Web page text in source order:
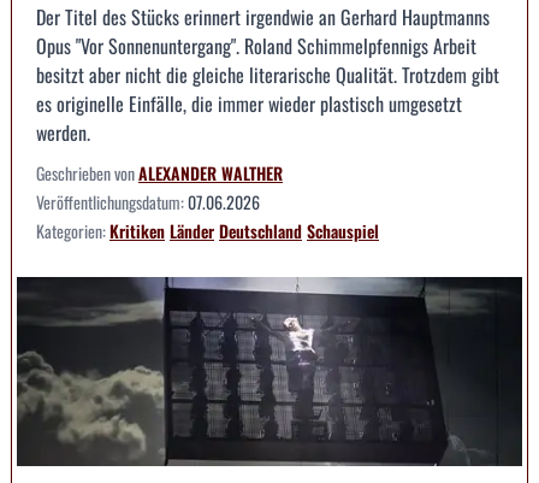
Der Titel des Stücks erinnert irgendwie an Gerhard Hauptmanns
Opus "Vor Sonnenuntergang". Roland Schimmelpfennigs Arbeit
besitzt aber nicht die gleiche literarische Qualität. Trotzdem gibt
es originelle Einfälle, die immer wieder plastisch umgesetzt
werden.
Geschrieben vonALEXANDER WALTHER
Veröffentlichungsdatum:07.06.2026
Kategorien:KritikenLänderDeutschlandSchauspiel